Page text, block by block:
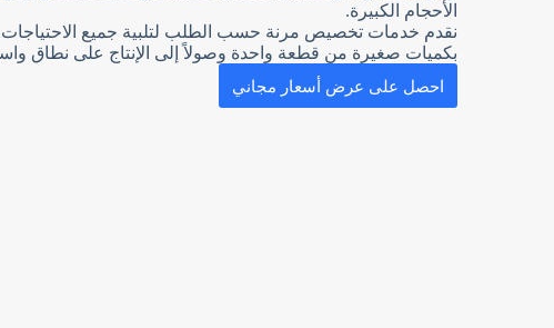
الأحجام الكبيرة.
نقدم خدمات تخصيص مرنة حسب الطلب لتلبية جميع الاحتياجات،
بكميات صغيرة من قطعة واحدة وصولاً إلى الإنتاج على نطاق
احصل على عرض أسعار مجاني